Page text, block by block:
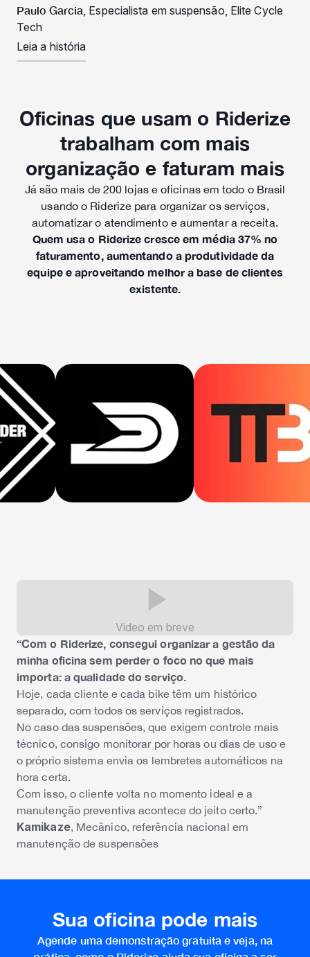
Paulo Garcia, Especialista em suspensão, Elite Cycle
Tech
Leia a história
Oficinas que usam o Riderize
trabalham com mais
organização e faturam mais
Já são mais de 200 lojas e oficinas em todo o Brasil
usando o Riderize para organizar os serviços,
automatizar o atendimento e aumentar a receita.
Quem usa o Riderize cresce em média 37% no
faturamento, aumentando a produtividade da
equipe e aproveitando melhor a base de clientes
existente.
“Com o Riderize, consegui organizar a gestão da
minha oficina sem perder o foco no que mais
importa: a qualidade do serviço.
Hoje, cada cliente e cada bike têm um histórico
separado, com todos os serviços registrados.
No caso das suspensões, que exigem controle mais
técnico, consigo monitorar por horas ou dias de uso e
o próprio sistema envia os lembretes automáticos na
hora certa.
Com isso, o cliente volta no momento ideal e a
manutenção preventiva acontece do jeito certo.”
Kamikaze, Mecânico, referência nacional em
manutenção de suspensões
Vídeo em breve
Sua oficina pode mais
Agende uma demonstração gratuita e veja, na